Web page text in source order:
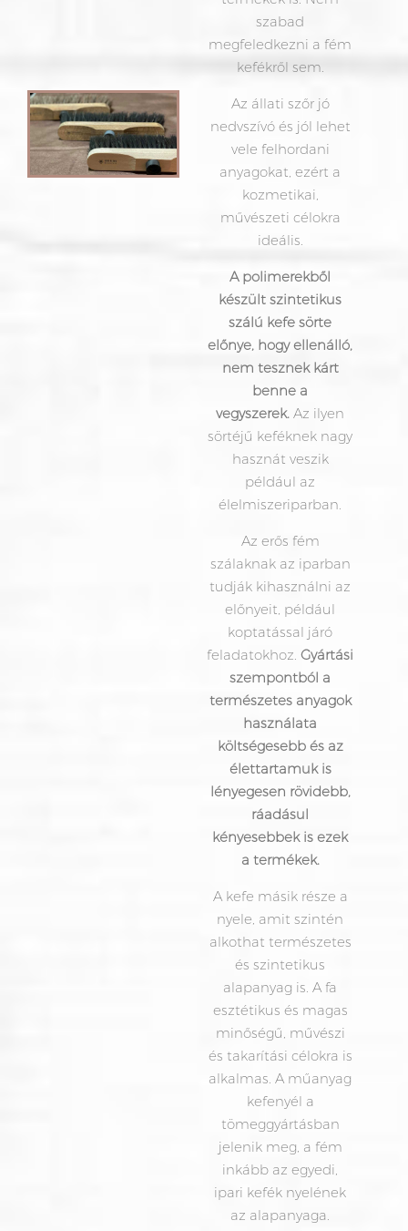
szabad
megfeledkezni a fém
kefékről sem.
Az állati szőr jó
nedvszívó és jól lehet
vele felhordani
anyagokat, ezért a
kozmetikai,
művészeti célokra
ideális.
A polimerekből
készült szintetikus
szálú kefe sörte
előnye, hogy ellenálló,
nem tesznek kárt
benne a
vegyszerek. Az ilyen
sörtéjű keféknek nagy
hasznát veszik
például az
élelmiszeriparban.
Az erős fém
szálaknak az iparban
tudják kihasználni az
előnyeit, például
koptatással járó
feladatokhoz. Gyártási
szempontból a
természetes anyagok
használata
költségesebb és az
élettartamuk is
lényegesen rövidebb,
ráadásul
kényesebbek is ezek
a termékek.
A kefe másik része a
nyele, amit szintén
alkothat természetes
és szintetikus
alapanyag is. A fa
esztétikus és magas
minőségű, művészi
és takarítási célokra is
alkalmas. A műanyag
kefenyél a
tömeggyártásban
jelenik meg, a fém
inkább az egyedi,
ipari kefék nyelének
az alapanyaga.